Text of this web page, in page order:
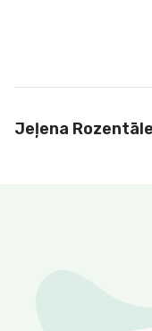
Jeļena Rozentāle